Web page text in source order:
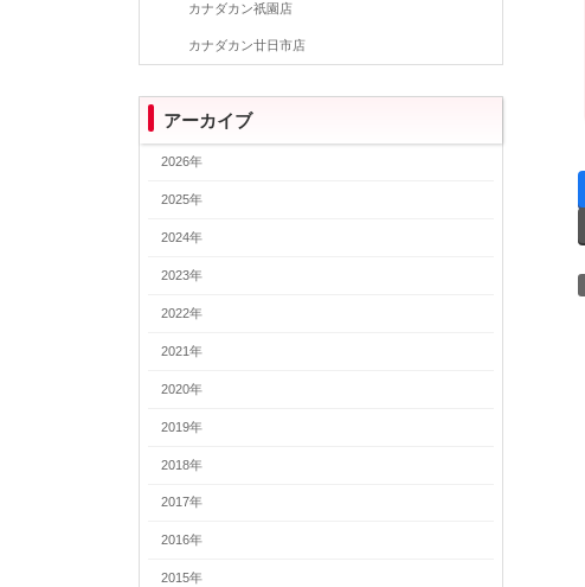
カナダカン祇園店
カナダカン廿日市店
アーカイブ
2026年
2025年
2024年
2023年
2022年
2021年
2020年
2019年
2018年
2017年
2016年
2015年